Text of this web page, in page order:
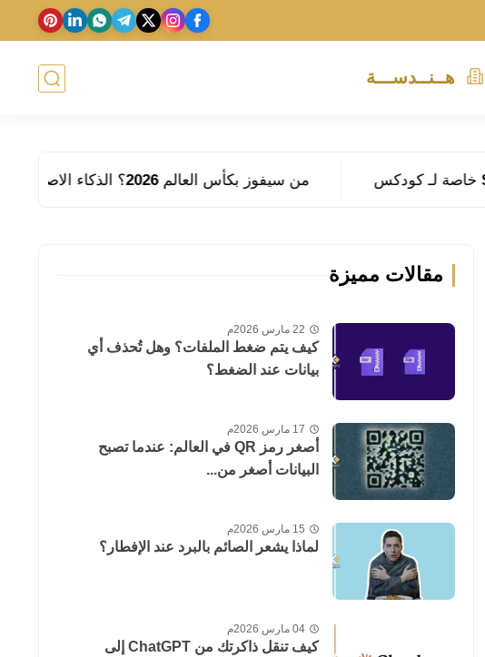
هــنــدســـة
من سيفوز بكأس العالم 2026؟ الذكاء الاصطناعي يتنبأ بالفائز
مقالات مميزة
22 مارس 2026م
كيف يتم ضغط الملفات؟ وهل تُحذف أي
بيانات عند الضغط؟
17 مارس 2026م
أصغر رمز QR في العالم: عندما تصبح
البيانات أصغر من...
15 مارس 2026م
لماذا يشعر الصائم بالبرد عند الإفطار؟
04 مارس 2026م
كيف تنقل ذاكرتك من ChatGPT إلى